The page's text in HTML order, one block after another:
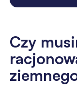
Czy